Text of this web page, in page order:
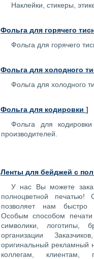
Наклейки, стикеры,
Фольга для горячего
Фольга для горячего
Фольга для холодного
Фольга для холодного
Фольга для кодировки ]
Фольга для
производителей.
Ленты для бейджей с
У нас Вы можете
полноцветной печатью!
позволяет нам быстро
Особым способом
символики, логотипы,
организации
оригинальный рекламный
коллегам, клиентам,